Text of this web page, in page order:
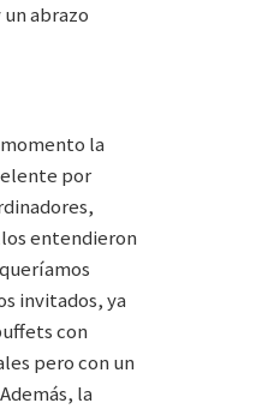
un abrazo
la
por
entendieron
invitados, ya
con
pero con un
la